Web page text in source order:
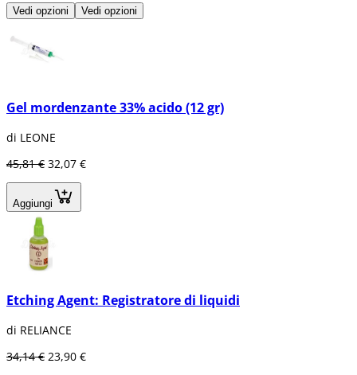
Vedi opzioni Vedi opzioni
Gel mordenzante 33% acido (12 gr)
di LEONE
45,81 € 32,07 €
Aggiungi
Etching Agent: Registratore di liquidi
di RELIANCE
34,14 € 23,90 €